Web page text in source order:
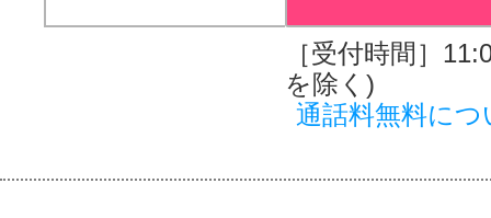
［受付時間］
を除く)
通話料無料につ